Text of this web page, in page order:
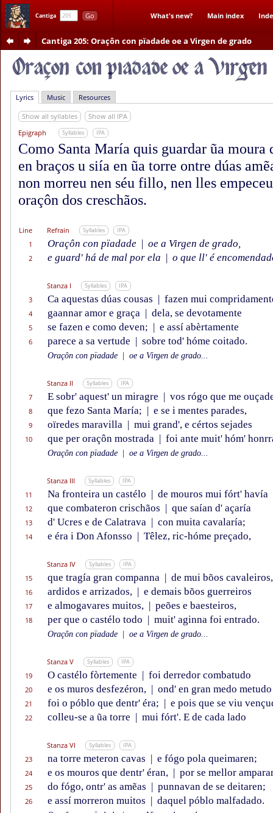
Cantiga Go What's new? Main index
Cantiga 205: Oraçôn con pïadade oe a Virgen de grado
Lyrics Music Resources
Show all syllables
Show all IPA
Epigraph
Syllables IPA
Como Santa María quis guardar ũa
en braços u siía en ũa torre ontre dúas
non morreu nen séu fillo, nen lles
oraçôn dos creschãos.
Line Refrain Syllables IPA
1 Oraçôn con pïadade | oe a Virgen de grado,
2 e guard' há de mal por ela | o que ll' é
Stanza I Syllables IPA
3 Ca aquestas dúas cousas | fazen mui
4 gaannar amor e graça | dela, se devotamente
5 se fazen e como deven; | e assí abèrtamente
6 parece a sa vertude | sobre tod' hóme coitado.
Oraçôn con pïadade oe a Virgen de grado...
Stanza II Syllables IPA
7 E sobr' aquest' un miragre | vos rógo que me
8 que fezo Santa María; | e se i mentes parades,
9 oïredes maravilla | mui grand', e cértos sejades
10 que per oraçôn mostrada | foi ante muit' hóm'
Oraçôn con pïadade oe a Virgen de grado...
Stanza III Syllables IPA
11 Na fronteira un castélo | de mouros mui fórt' havía
12 que combateron crischãos | que saían d' açaría
13 d' Ucres e de Calatrava | con muita cavalaría;
14 e éra i Don Afonsso | Têlez, ric-hóme preçado,
Stanza IV Syllables IPA
15 que tragía gran companna | de mui bõos cavaleiros,
16 ardidos e arrizados, | e demais bõos guerreiros
17 e almogavares muitos, | peões e baesteiros,
18 per que o castélo todo | muit' aginna foi entrado.
Oraçôn con pïadade oe a Virgen de grado...
Stanza V Syllables IPA
19 O castélo fòrtemente | foi derredor combatudo
20 e os muros desfezéron, | ond' en gran medo metudo
21 foi o póblo que dentr' éra; | e pois que se viu
22 colleu-se a ũa torre | mui fórt'. E de cada lado
Stanza VI Syllables IPA
23 na torre meteron cavas | e fógo pola queimaren;
24 e os mouros que dentr' éran, | por se mellor
25 do fógo, ontr' as amẽas | punnavan de se deitaren;
26 e assí morreron muitos | daquel póblo malfadado.